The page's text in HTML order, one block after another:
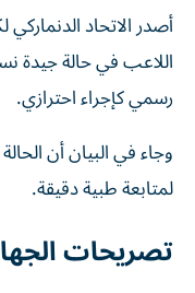
أصدر الاتحاد الدنماركي
اللاعب في حالة جيدة
رسمي كإجراء احترازي.
وجاء في البيان أن
لمتابعة طبية دقيقة.
تصريحات